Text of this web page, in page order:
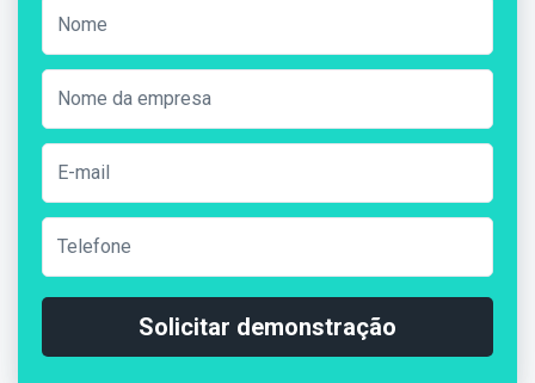
Solicitar demonstração